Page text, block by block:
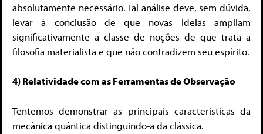
absolutamente necessário. Tal análise deve, sem dúvida,
levar à conclusão de que novas ideias ampliam
significativamente a classe de noções de que trata a
filosofia materialista e que não contradizem seu espírito.
4) Relatividade com as Ferramentas de Observação
Tentemos demonstrar as principais características da
mecânica quântica distinguindo-a da clássica.